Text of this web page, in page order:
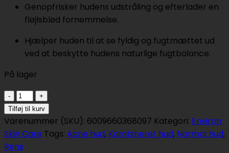
Genopfrisker hudens udstråling og efterlader en
fløjlsblød fornemmelse.
Hjælper huden til at se fyldig og fugtmættet ud
ved at beskytte hudens naturlige fugtbalance.
På lager
Environ
Mild
Cleansing
Lotion
200
Tilføj til kurv
Varenummer (SKU): 6009660368097 Kategori: Environ
Skin Care Tags: Acne hud, Kombineret hud, Normal hud,
Rens